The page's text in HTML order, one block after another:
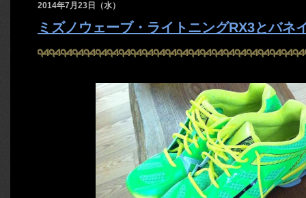
2014年7月23日（水）
ミズノウェーブ・ライトニングRX3とバネ